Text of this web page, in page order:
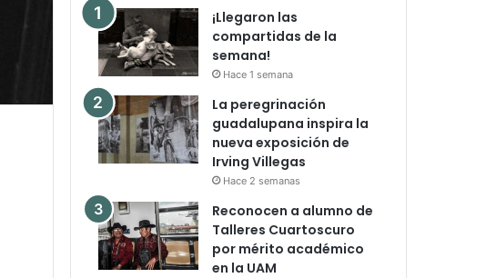
¡Llegaron las
compartidas de la
semana!
Hace 1 semana
La peregrinación
guadalupana inspira la
nueva exposición de
Irving Villegas
Hace 2 semanas
Reconocen a alumno de
Talleres Cuartoscuro
por mérito académico
en la UAM